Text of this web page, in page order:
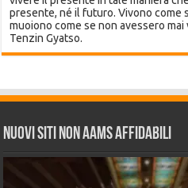
presente, né il futuro. Vivono come
muoiono come se non avessero mai
Tenzin Gyatso.
Nuovi siti non AAMS affidabili